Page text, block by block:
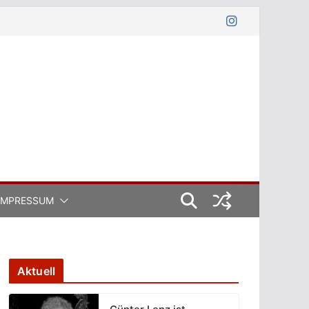
Aktuell